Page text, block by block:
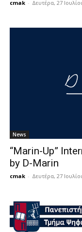
cmak - Δευτέρα, 27
News
“Marin-Up”
by D-Marin
cmak - Δευτέρα, 27